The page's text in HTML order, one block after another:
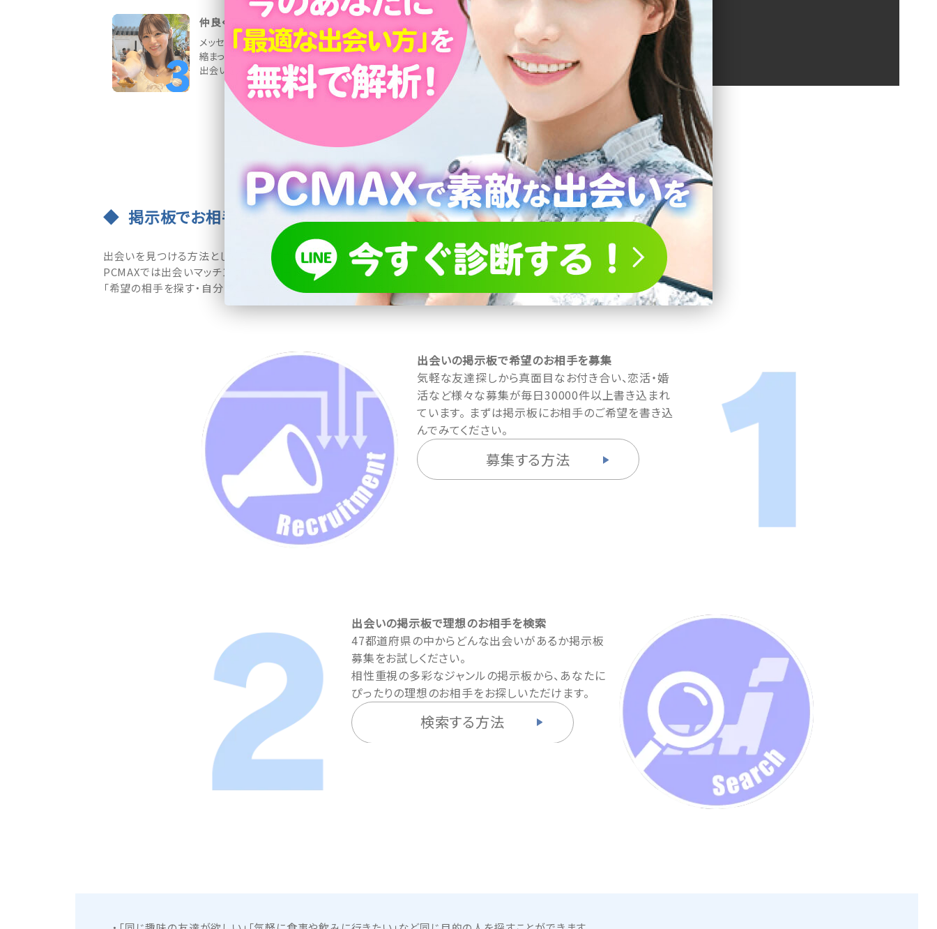
仲良くなったら待ち合わせ
メッセージ交換でお相手との距離が
縮まったら、デートの約束を！素敵な
出会いを応援しています♪
掲示板でお相手を探す・募集する
出会いを見つける方法として最も支持されているのは『出会い掲示板』です。
PCMAXでは出会いマッチングサイトの王道コンテンツである掲示板にこだわり、様々なアプローチから
「希望の相手を探す・自分の募集を見つけてもらえる」環境を構築しています。
出会いの掲示板で希望のお相手を募集
気軽な友達探しから真面目なお付き合い、恋活・婚
活など様々な募集が毎日30000件以上書き込まれ
ています。 まずは掲示板にお相手のご希望を書き込
んでみてください。
募集する方法
出会いの掲示板で理想のお相手を検索
47都道府県の中からどんな出会いがあるか掲示板
募集をお試しください。
相性重視の多彩なジャンルの掲示板から、あなたに
ぴったりの理想のお相手をお探しいただけます。
検索する方法